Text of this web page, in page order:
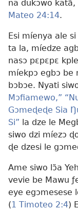
na dukɔwo
Mateo 24:14.
Esi míenya ale
ta la, míedze
nasɔ pɛpɛpɛ
míekpɔ egbɔ be
bɔbɔe. Nyati
Mɔfiamewo,”
Gɔmeɖeɖe Sia
Si” la dze le
siwo dzi míezɔ
ɖe dzesi le
Ame siwo lɔ̃a
vevie be Mawu
eye egɔmesese
(1 Timoteo 2:4)